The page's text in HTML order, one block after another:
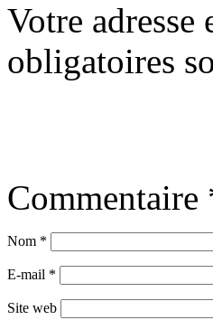
Votre adresse
obligatoires
Commentaire
Nom *
E-mail *
Site web